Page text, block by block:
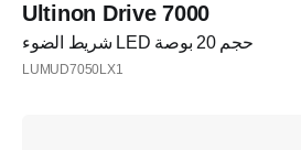
Ultinon Drive 7000
شريط الضوء LED حجم 20 بوصة
LUMUD7050LX1